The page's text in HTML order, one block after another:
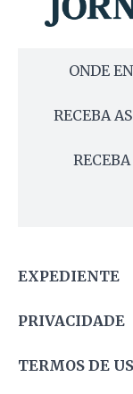
ONDE
RECEBA
EXPEDIENTE
PRIVACIDADE
TERMOS DE